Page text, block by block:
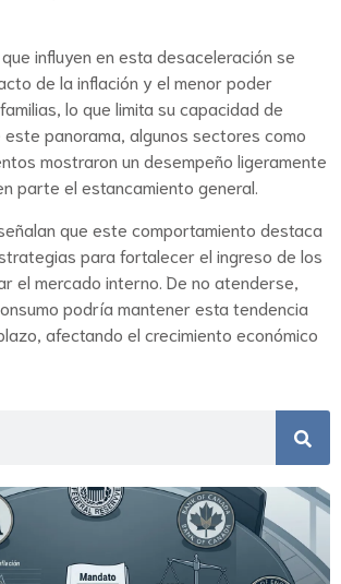
influyen en esta desaceleración se
de la inflación y el menor poder
lo que limita su capacidad de
panorama, algunos sectores como
mostraron un desempeño ligeramente
parte el estancamiento general.
que este comportamiento destaca
para fortalecer el ingreso de los
el mercado interno. De no atenderse,
podría mantener esta tendencia
afectando el crecimiento económico